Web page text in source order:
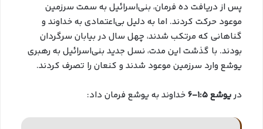
پس از دریافت ده فرمان، بنی‌اسرائیل به سمت سرزمین
موعود حرکت کردند. اما به دلیل بی‌اعتمادی به خداوند و
گناهانی که مرتکب شدند، چهل سال در بیابان سرگردان
بودند. با گذشت این مدت، نسل جدید بنی‌اسرائیل به رهبری
یوشع وارد سرزمین موعود شدند و کنعان را تصرف کردند.
دریوشع 1:5-6 خداوند به یوشع فرمان داد: